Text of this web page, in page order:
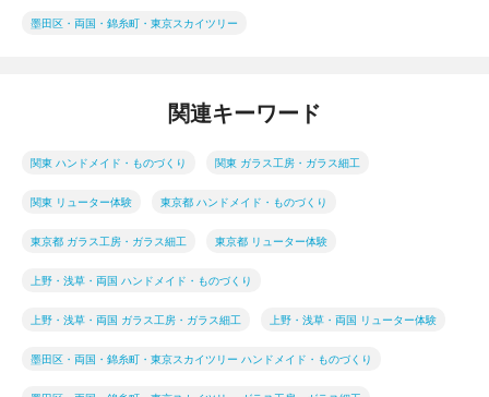
墨田区・両国・錦糸町・東京スカイツリー
関連キーワード
関東 ハンドメイド・ものづくり 関東 ガラス工房・ガラス細工
関東 リューター体験 東京都 ハンドメイド・ものづくり
東京都 ガラス工房・ガラス細工 東京都 リューター体験
上野・浅草・両国 ハンドメイド・ものづくり
上野・浅草・両国 ガラス工房・ガラス細工 上野・浅草・両国 リューター体験
墨田区・両国・錦糸町・東京スカイツリー ハンドメイド・ものづくり